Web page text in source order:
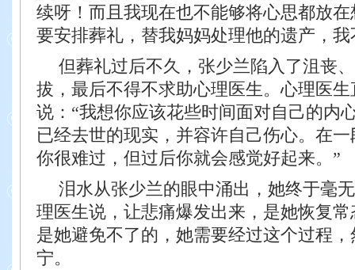
续呀！而 且我现在也不能够将心思都放
要安排葬礼，替我妈妈处理他的遗产，
但葬礼过后不久，张少兰陷入了沮丧
拔，最后不得不求助心理医生。心理医
说：“我想你应该花些时间面对自己的内
已经去世的现实，并容许自己伤心。在
你很难过，但过后你就会感觉好起来。”
泪水从张少兰的眼中涌出，她终于毫
理医生说，让悲痛爆发出来，是她恢复
是她避免不了的，她需要经过这个过程
宁。